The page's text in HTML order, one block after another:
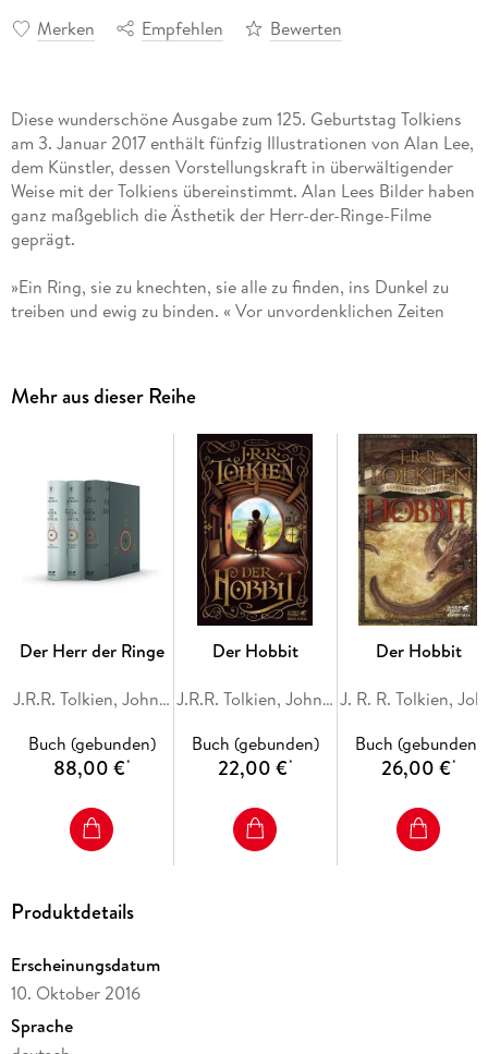
Merken Empfehlen Bewerten
Diese wunderschöne Ausgabe zum 125. Geburtstag Tolkiens
am 3. Januar 2017 enthält fünfzig Illustrationen von Alan Lee,
dem Künstler, dessen Vorstellungskraft in überwältigender
Weise mit der Tolkiens übereinstimmt. Alan Lees Bilder haben
ganz maßgeblich die Ästhetik der Herr-der-Ringe-Filme
geprägt.
»Ein Ring, sie zu knechten, sie alle zu finden, ins Dunkel zu
treiben und ewig zu binden. « Vor unvordenklichen Zeiten
Einen Ring und füllte ihn mit seiner Macht, auf dass er über
alle anderen gebieten konnte. Aber der Eine Ring wurde ihm
genommen und so sehr er ihn auch in ganz Mittelerde suchte,
er blieb dennoch für ihn verloren. Viele Zeitalter später fällt
der Ring in die Hände des Hobbits Bilbo Beutlin . . . und so
beginnt das größte und gefährlichste Abenteuer der
Fantasyliteratur.
Mehr aus dieser Reihe
Der Herr der Ringe
J.R.R. Tolkien, John R. R. Tolkien
Buch (gebunden)
88,00 €*
Der Hobbit
J.R.R. Tolkien, John R. R. Tolkien
Buch (gebunden)
22,00 €*
Der Hobbit
Buch (gebunden)
26,00 €*
Produktdetails
Erscheinungsdatum
10. Oktober 2016
Sprache